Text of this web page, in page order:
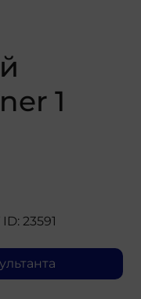
1
23591